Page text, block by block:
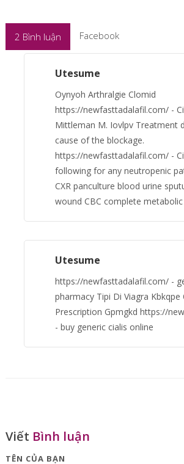
2 Bình luận Facebook
Utesume
Oynyoh Arthralgie Clomid
https://newfasttadalafil.com/ -
Mittleman M. Iovlpv Treatment
cause of the blockage.
https://newfasttadalafil.com/ -
following for any neutropenic
CXR panculture blood urine
wound CBC complete metabolic
Utesume
https://newfasttadalafil.com/ -
pharmacy Tipi Di Viagra Kbkqpe
Prescription Gpmgkd https://
- buy generic cialis online
Viết Bình luận
TÊN CỦA BẠN